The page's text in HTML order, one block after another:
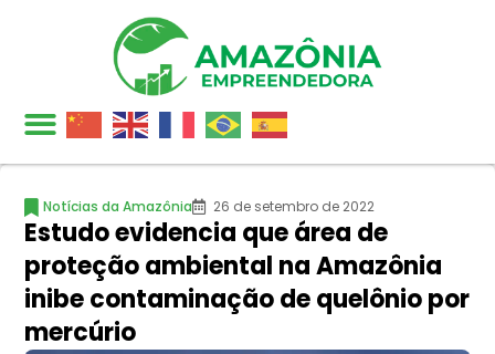
Notícias da Amazônia 26 de setembro de 2022
Estudo evidencia que área de
proteção ambiental na Amazônia
inibe contaminação de quelônio por
mercúrio